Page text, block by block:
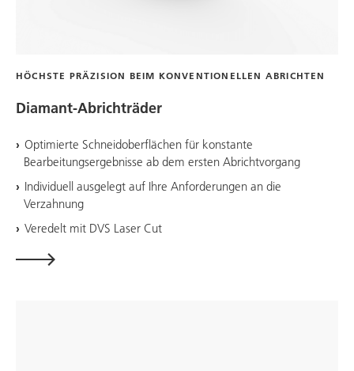
HÖCHSTE PRÄZISION BEIM KONVENTIONELLEN ABRICHTEN
Diamant-Abrichträder
Optimierte Schneidoberflächen für konstante
Bearbeitungsergebnisse ab dem ersten Abrichtvorgang
Individuell ausgelegt auf Ihre Anforderungen an die
Verzahnung
Veredelt mit DVS Laser Cut